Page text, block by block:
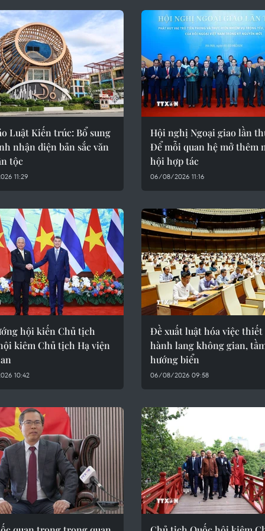
Luật Kiến trúc: Bổ sung
nhận diện bản sắc văn
tộc
11:29
Hội nghị Ngoại giao lần
Để mỗi quan hệ mở thêm
hội hợp tác
06/08/2026 11:16
hội kiến Chủ tịch
kiêm Chủ tịch Hạ viện
10:42
Đề xuất luật hóa việc thiết
hành lang không gian,
hướng biển
06/08/2026 09:58